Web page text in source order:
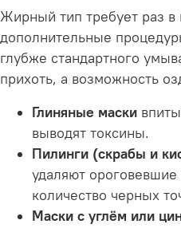
Жирный тип требует раз в
дополнительные
глубже стандартного
прихоть, а возможность
Глиняные маски
выводят токсины.
Пилинги (скрабы и
удаляют
количество черных
Маски с углём или